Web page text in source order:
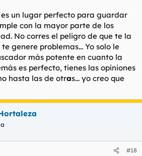
es un lugar perfecto para guardar
con la mayor parte de los
No corres el peligro de que te la
genere problemas... Yo solo le
más potente en cuanto la
es perfecto, tienes las opiniones
hasta las de otras... yo creo que
#18